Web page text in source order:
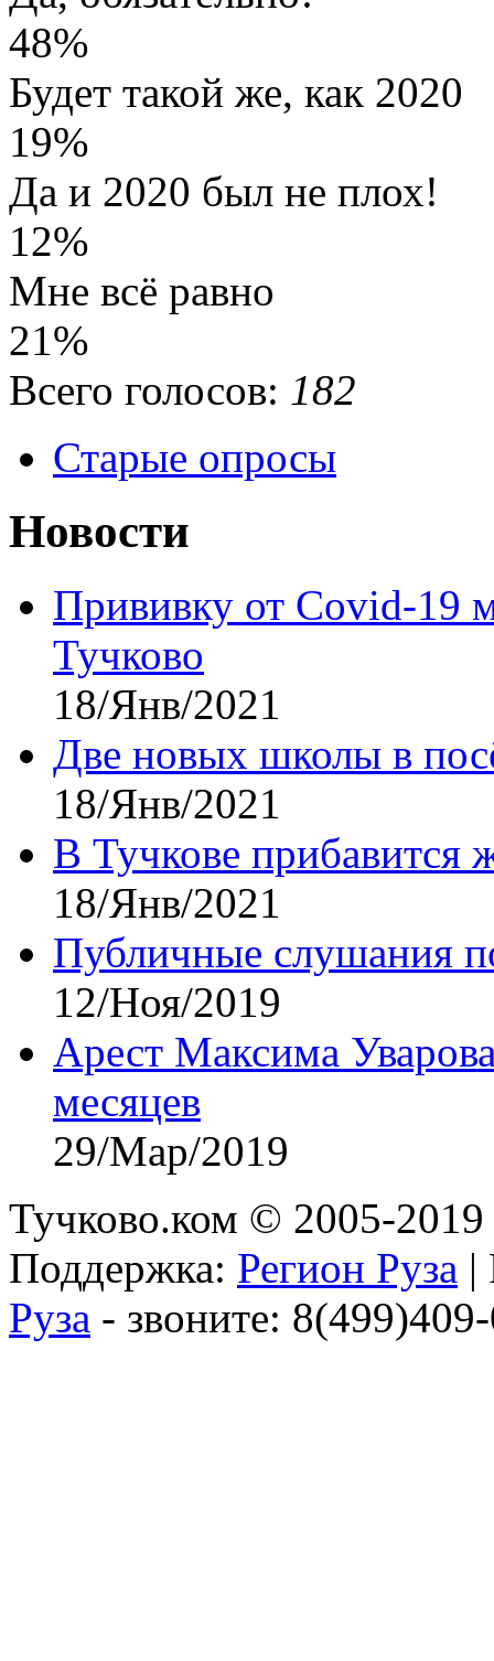
48%
Будет такой же, как 2020
19%
Да и 2020 был не плох!
12%
Мне всё равно
21%
Всего голосов: 182
Старые опросы
Новости
Прививку от Covid-19
Тучково
18/Янв/2021
Две новых школы в
18/Янв/2021
В Тучкове прибавится
18/Янв/2021
Публичные слушания
12/Ноя/2019
Арест Максима
месяцев
29/Мар/2019
Тучково.ком © 2005-2019
Поддержка: Регион Руза |
Руза - звоните: